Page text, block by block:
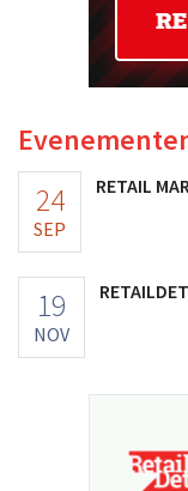
24
SEP
RETAIL
19
NOV